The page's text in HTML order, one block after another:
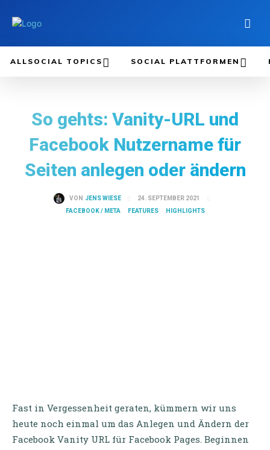
ALLSOCIAL TOPICS SOCIAL PLATTFORMEN
So gehts: Vanity-URL und
Facebook Nutzername für
Seiten anlegen oder ändern
VON JENS WIESE
24. SEPTEMBER 2021
FACEBOOK / META
FEATURES HIGHLIGHTS
Fast in Vergessenheit geraten, kümmern wir uns
heute noch einmal um das Anlegen und Ändern der
Facebook Vanity URL für Facebook Pages. Beginnen